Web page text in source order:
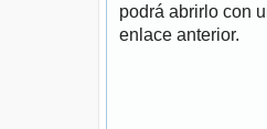
podrá abrirlo con
enlace anterior.